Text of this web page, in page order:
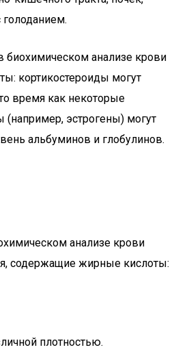
голоданием.
биохимическом анализе крови
кортикостероиды могут
время как некоторые
(например, эстрогены) могут
альбуминов и глобулинов.
анализе крови
содержащие жирные кислоты:
плотностью.